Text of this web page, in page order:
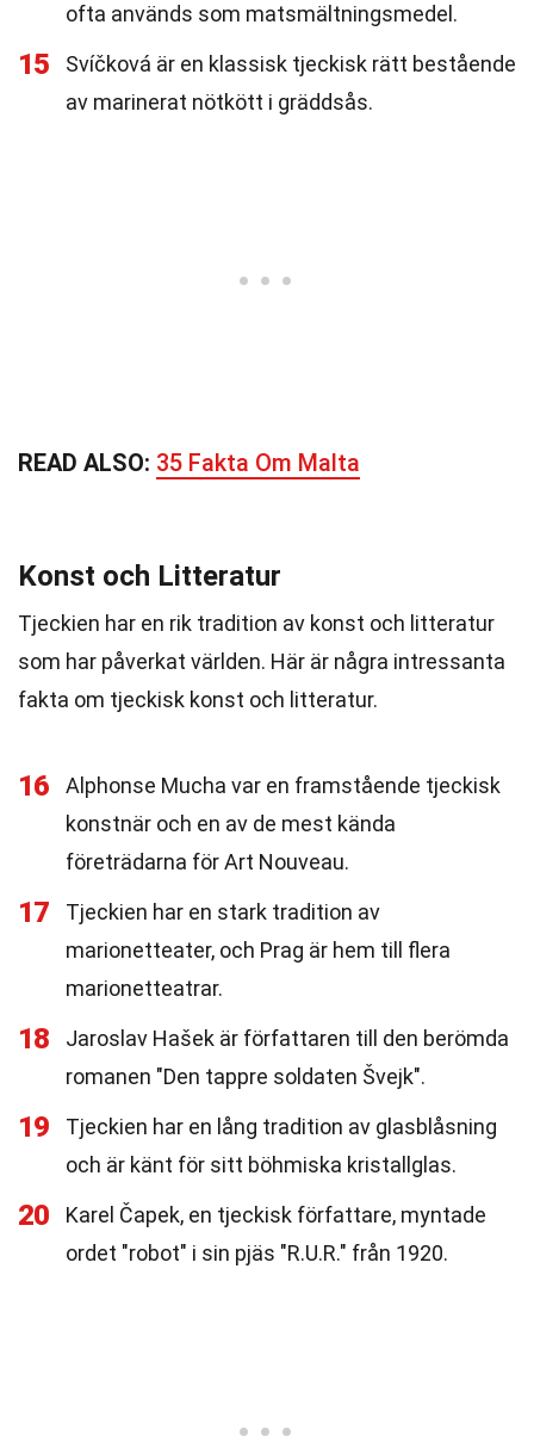
ofta används som matsmältningsmedel.
15
Svíčková är en klassisk tjeckisk rätt bestående
av marinerat nötkött i gräddsås.
READ ALSO: 35 Fakta Om Malta
Konst och Litteratur
Tjeckien har en rik tradition av konst och litteratur
som har påverkat världen. Här är några intressanta
fakta om tjeckisk konst och litteratur.
16
Alphonse Mucha var en framstående tjeckisk
konstnär och en av de mest kända
företrädarna för Art Nouveau.
17
Tjeckien har en stark tradition av
marionetteater, och Prag är hem till flera
marionetteatrar.
18
Jaroslav Hašek är författaren till den berömda
romanen "Den tappre soldaten Švejk".
19
Tjeckien har en lång tradition av glasblåsning
och är känt för sitt böhmiska kristallglas.
20
Karel Čapek, en tjeckisk författare, myntade
ordet "robot" i sin pjäs "R.U.R." från 1920.